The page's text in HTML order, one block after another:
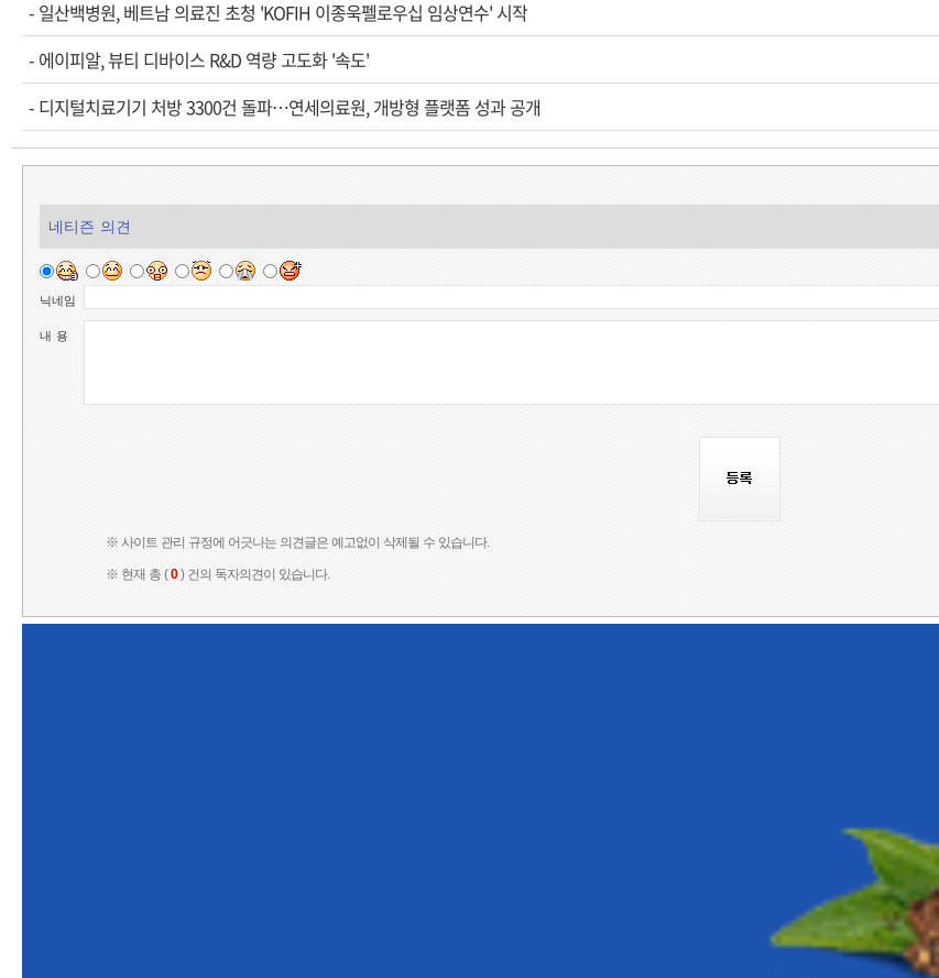
- 일산백병원, 베트남 의료진 초청 'KOFIH 이종욱펠로우십 임상연수' 시작
- 에이피알, 뷰티 디바이스 R&D 역량 고도화 '속도'
- 디지털치료기기 처방 3300건 돌파…연세의료원, 개방형 플랫폼 성과 공개
네티즌 의견
닉네임
내 용
※ 사이트 관리 규정에 어긋나는 의견글은 예고없이 삭제될 수 있습니다.
※ 현재 총 (0) 건의 독자의견이 있습니다.